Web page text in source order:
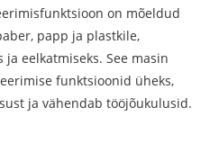
on mõeldud
papp ja plastkile,
eelkatmiseks. See masin
funktsioonid üheks,
ja vähendab tööjõukulusid.